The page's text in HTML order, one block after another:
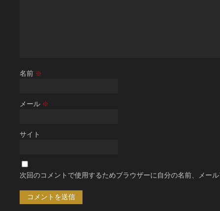
名前 ※
メール ※
サイト
次回のコメントで使用するためブラウザーに自分の名前、メー